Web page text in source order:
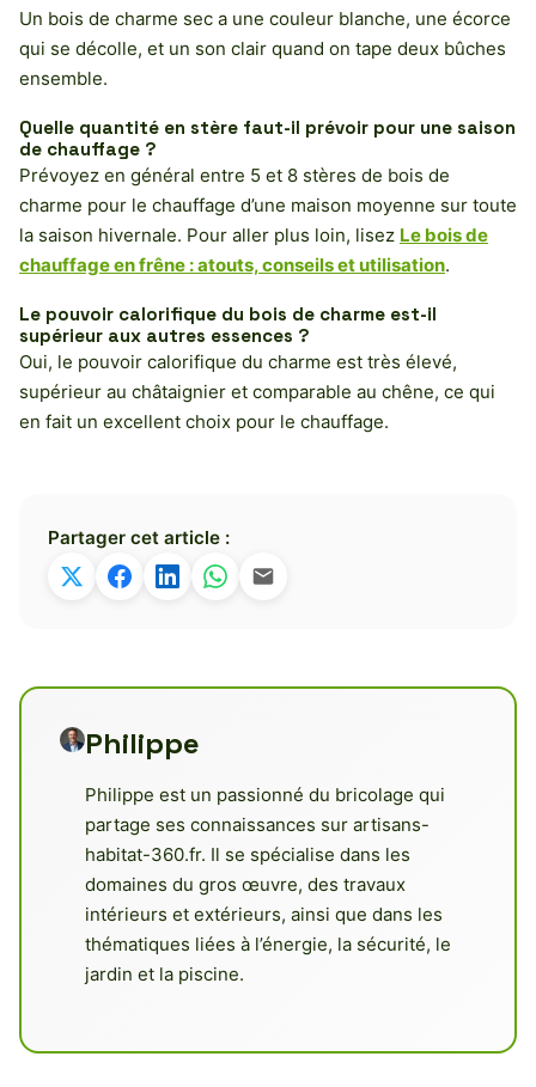
Un bois de charme sec a une couleur blanche, une écorce
qui se décolle, et un son clair quand on tape deux bûches
ensemble.
Quelle quantité en stère faut-il prévoir pour une saison
de chauffage ?
Prévoyez en général entre 5 et 8 stères de bois de
charme pour le chauffage d’une maison moyenne sur toute
la saison hivernale. Pour aller plus loin, lisez Le bois de
chauffage en frêne : atouts, conseils et utilisation.
Le pouvoir calorifique du bois de charme est-il
supérieur aux autres essences ?
Oui, le pouvoir calorifique du charme est très élevé,
supérieur au châtaignier et comparable au chêne, ce qui
en fait un excellent choix pour le chauffage.
Partager cet article :
Philippe
Philippe est un passionné du bricolage qui
partage ses connaissances sur artisans-
habitat-360.fr. Il se spécialise dans les
domaines du gros œuvre, des travaux
intérieurs et extérieurs, ainsi que dans les
thématiques liées à l’énergie, la sécurité, le
jardin et la piscine.